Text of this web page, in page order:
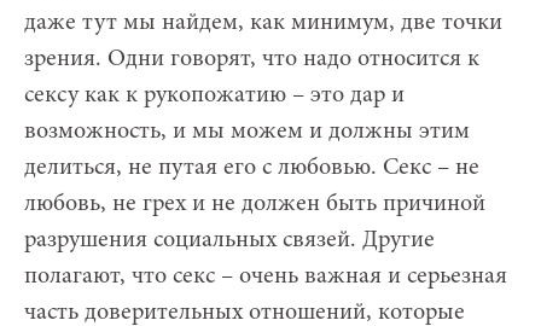
даже тут мы найдем, как минимум, две точки
зрения. Одни говорят, что надо относится к
сексу как к рукопожатию – это дар и
возможность, и мы можем и должны этим
делиться, не путая его с любовью. Секс – не
любовь, не грех и не должен быть причиной
разрушения социальных связей. Другие
полагают, что секс – очень важная и серьезная
часть доверительных отношений, которые